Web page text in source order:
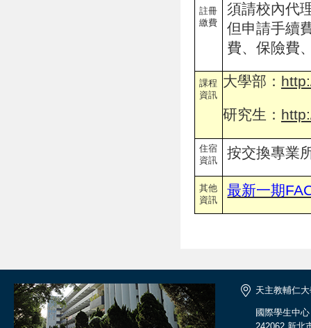
註冊
繳費
須請校內代
但申請手續
費、保險費
課程
資訊
大學部：
研究生：
住宿
資訊
按交換專業
其他
資訊
最新一期
天主教輔仁
國際學生中心